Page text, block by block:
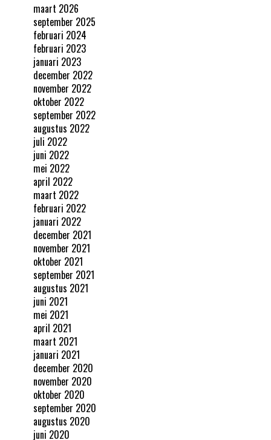
maart 2026
september 2025
februari 2024
februari 2023
januari 2023
december 2022
november 2022
oktober 2022
september 2022
augustus 2022
juli 2022
juni 2022
mei 2022
april 2022
maart 2022
februari 2022
januari 2022
december 2021
november 2021
oktober 2021
september 2021
augustus 2021
juni 2021
mei 2021
april 2021
maart 2021
januari 2021
december 2020
november 2020
oktober 2020
september 2020
augustus 2020
juni 2020